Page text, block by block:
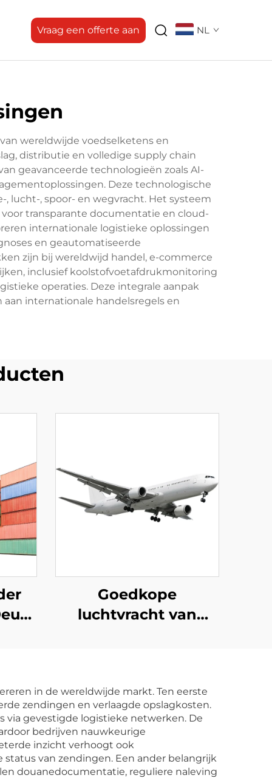
Vraag een offerte aan NL
wereldwijde voedselketens en
distributie en volledige supply chain
geavanceerde technologieën zoals AI-
Deze technologische
lucht-, spoor- en wegvracht. Het systeem
transparante documentatie en cloud-
internationale logistieke oplossingen
en geautomatiseerde
zijn bij wereldwijd handel, e-commerce
inclusief koolstofvoetafdrukmonitoring
operaties. Deze integrale aanpak
internationale handelsregels en
Goedkope
luchtvracht van
in de wereldwijde markt. Ten eerste
zendingen en verlaagde opslagkosten.
via gevestigde logistieke netwerken. De
bedrijven nauwkeurige
inzicht verhoogt ook
van zendingen. Een ander belangrijk
douanedocumentatie, reguliere naleving